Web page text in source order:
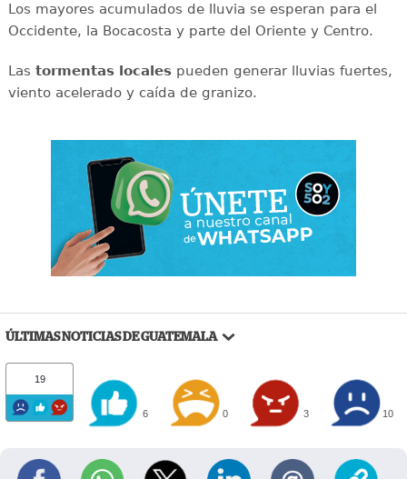
Los mayores acumulados de lluvia se esperan para el
Occidente, la Bocacosta y parte del Oriente y Centro.
Las tormentas localespueden generar lluvias fuertes,
viento acelerado y caída de granizo.
ÚLTIMAS NOTICIAS DE GUATEMALA
19
6 0 3 10